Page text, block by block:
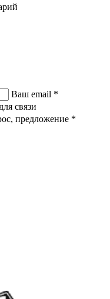
Ваш email *
связи
предложение *